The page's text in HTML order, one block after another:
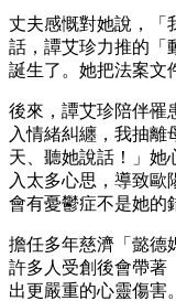
丈夫感慨對她說，「
話，譚艾珍力推的「
誕生了。她把法案文
後來，譚艾珍陪伴罹
入情緒糾纏，我抽離
天、聽她說話！」她
入太多心思，導致歐
會有憂鬱症不是她的
擔任多年慈濟「懿德
許多人受創後會帶著
出更嚴重的心靈傷害。